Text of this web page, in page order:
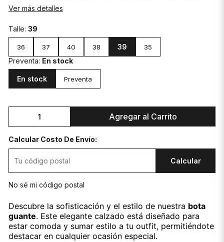
Ver más detalles
Talle: 39
36 37 40 38 39 35
Preventa: En stock
En stock Preventa
Agregar al Carrito
Calcular Costo De Envío:
Calcular
No sé mi código postal
Descubre la sofisticación y el estilo de nuestra bota
guante. Este elegante calzado está diseñado para
estar comoda y sumar estilo a tu outfit, permitiéndote
destacar en cualquier ocasión especial.